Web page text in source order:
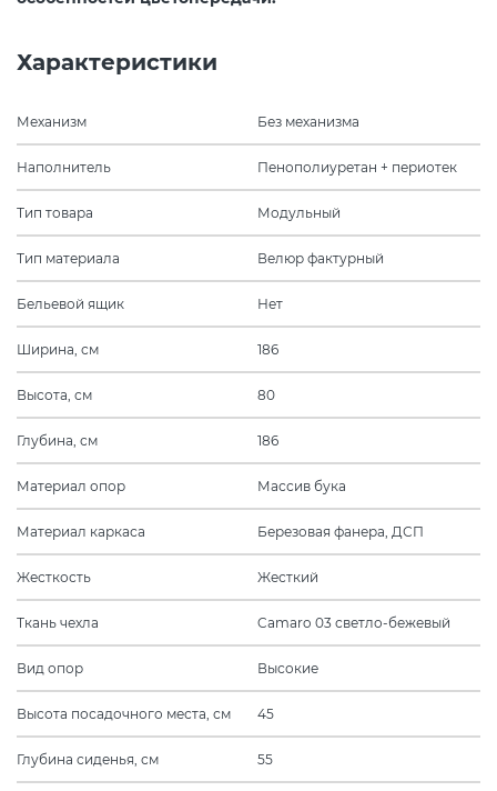
Характеристики
Механизм Без механизма
Наполнитель Пенополиуретан + периотек
Тип товара Модульный
Тип материала Велюр фактурный
Бельевой ящик Нет
Ширина, см 186
Высота, см 80
Глубина, см 186
Материал опор Массив бука
Материал каркаса Березовая фанера, ДСП
Жесткость Жесткий
Ткань чехла Camaro 03 светло-бежевый
Вид опор Высокие
Высота посадочного места, см 45
Глубина сиденья, см 55